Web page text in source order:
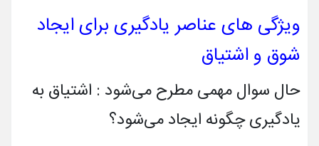
ویژگی های عناصر یادگیری برای ایجاد
شوق و اشتیاق
حال سوال مهمی مطرح می‌شود : اشتیاق به
یادگیری چگونه ایجاد می‌شود؟